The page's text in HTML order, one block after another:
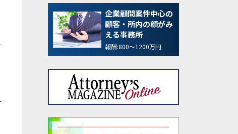
企業顧問案件中心の
顧客・所内の顔がみ
える事務所
報酬:800～1200万円